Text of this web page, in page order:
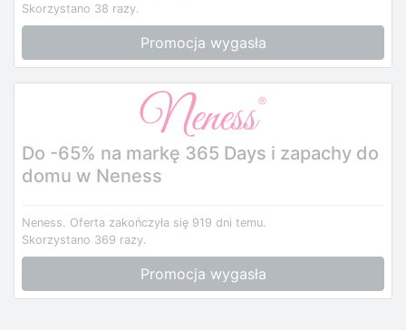
Skorzystano 38 razy.
Promocja wygasła
Do -65% na markę 365 Days i zapachy do
domu w Neness
Neness. Oferta zakończyła się 919 dni temu.
Skorzystano 369 razy.
Promocja wygasła